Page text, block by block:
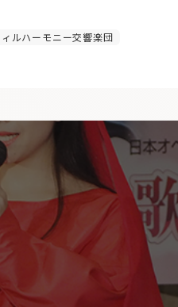
ルハーモニー交響楽団